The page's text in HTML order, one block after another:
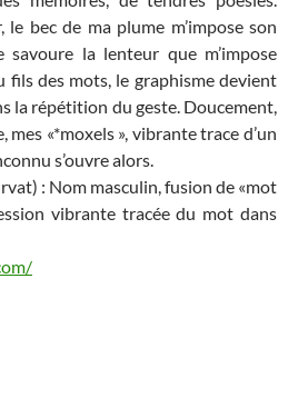
le bec de ma plume m’impose son
la lenteur que m’impose
fils des mots, le graphisme devient
la répétition du geste. Doucement,
mes «*moxels », vibrante trace d’un
s’ouvre alors.
: Nom masculin, fusion de «mot
vibrante tracée du mot dans